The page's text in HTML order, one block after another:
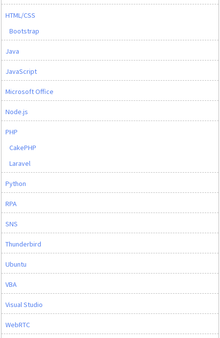
HTML/CSS
Bootstrap
Java
JavaScript
Microsoft Office
Node.js
PHP
CakePHP
Laravel
Python
RPA
SNS
Thunderbird
Ubuntu
VBA
Visual Studio
WebRTC